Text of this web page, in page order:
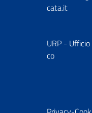
cata.it
URP -
co